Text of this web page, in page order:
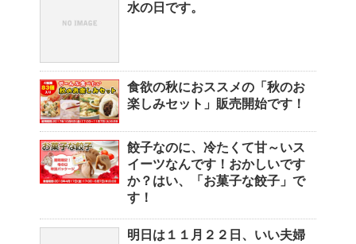
水の日です。
食欲の秋におススメの「秋のお
楽しみセット」販売開始です！
餃子なのに、冷たくて甘～いス
イーツなんです！おかしいです
か？はい、「お菓子な餃子」で
す！
明日は１１月２２日、いい夫婦